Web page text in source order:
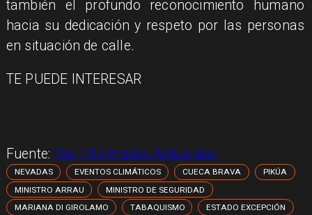
también el profundo reconocimiento humano
hacia su dedicación y respeto por las personas
en situación de calle.
TE PUEDE INTERESAR
Fuente: Red Informativa Actualidad
NEVADAS EVENTOS CLIMÁTICOS CUECA BRAVA
PIKÚA
MINISTRO ARRAU
MINISTRO DE SEGURIDAD
MARIANA DI GIROLAMO
TABAQUISMO
ESTADO EXCEPCIÓN